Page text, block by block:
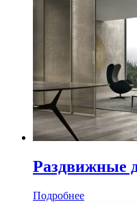
Раздвижные
Подробнее